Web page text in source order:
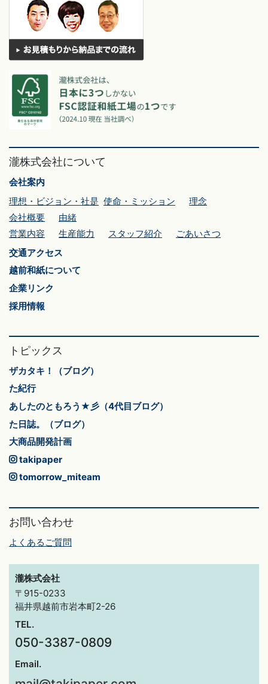
瀧株式会社について
会社案内
理想・ビジョン・社是 使命・ミッション
理念
会社概要
由緒
営業内容
生産能力 スタッフ紹介
ごあいさつ
交通アクセス
越前和紙について
企業リンク
採用情報
トピックス
ザカタキ！（ブログ）
た紀行
あしたのともろう★彡（4代目ブログ）
た日誌。（ブログ）
大商品開発計画
takipaper
tomorrow_miteam
お問い合わせ
よくあるご質問
瀧株式会社
〒915-0233
福井県越前市岩本町2-26
TEL.
050-3387-0809
Email.